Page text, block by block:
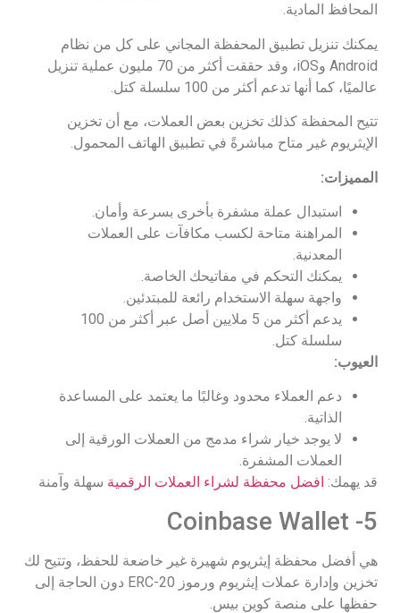
المحافظ المادية.
يمكنك تنزيل تطبيق المحفظة المجاني على كل من نظام
Android وiOS، وقد حققت أكثر من 70 مليون عملية تنزيل
عالميًا، كما أنها تدعم أكثر من 100 سلسلة كتل.
تتيح المحفظة كذلك تخزين بعض العملات، مع أن تخزين
الإيثريوم غير متاح مباشرةً في تطبيق الهاتف المحمول.
المميزات:
استبدال عملة مشفرة بأخرى بسرعة وأمان.
المراهنة متاحة لكسب مكافآت على العملات
المعدنية.
يمكنك التحكم في مفاتيحك الخاصة.
واجهة سهلة الاستخدام رائعة للمبتدئين.
يدعم أكثر من 5 ملايين أصل عبر أكثر من 100
سلسلة كتل.
العيوب:
دعم العملاء محدود وغالبًا ما يعتمد على المساعدة
الذاتية.
لا يوجد خيار شراء مدمج من العملات الورقية إلى
العملات المشفرة.
قد يهمك: افضل محفظة لشراء العملات الرقمية سهلة وآمنة
5- Coinbase Wallet
هي أفضل محفظة إيثريوم شهيرة غير خاضعة للحفظ، وتتيح لك
تخزين وإدارة عملات إيثريوم ورموز ERC-20 دون الحاجة إلى
حفظها على منصة كوين بيس.